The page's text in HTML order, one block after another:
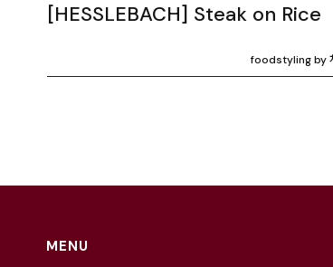
[HESSLEBACH] Steak on Rice
foodstyling by
MENU